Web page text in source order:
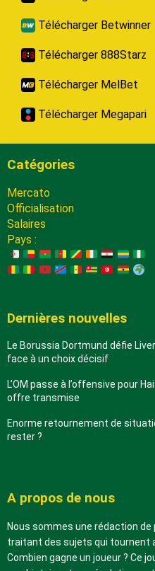
Télécharger Betwinner
Télécharger 888Starz
Télécharger MelBet
Télécharger Megapari
Catégories
Mercato
Officialisation
Salaires
Pays :
Dernières nouvelles
Le Borussia Dortmund défie
face à un choix décisif
L’OM passe à l’offensive pour
offre transmise
Enorme retournement de
rester ?
A propos de nous
Nous sommes une rédaction
traitant des sujets qui tournent
Combien gagne un joueur ? Ce